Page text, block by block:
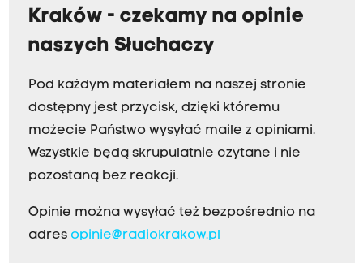
Kraków - czekamy na opinie
naszych Słuchaczy
Pod każdym materiałem na naszej stronie
dostępny jest przycisk, dzięki któremu
możecie Państwo wysyłać maile z opiniami.
Wszystkie będą skrupulatnie czytane i nie
pozostaną bez reakcji.
Opinie można wysyłać też bezpośrednio na
adres opinie@radiokrakow.pl